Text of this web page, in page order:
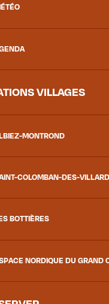
VILLAGES
MONTROND
COLOMBAN-DES-
BOTTIÈRES
NORDIQUE DU GRAND
d'explorer la vallée.